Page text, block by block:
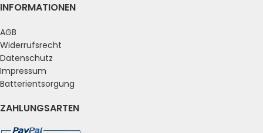
INFORMATIONEN
AGB
Widerrufsrecht
Datenschutz
Impressum
Batterientsorgung
ZAHLUNGSARTEN